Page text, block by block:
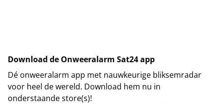
Download de Onweeralarm Sat24 app
Dé onweeralarm app met nauwkeurige bliksemradar
voor heel de wereld. Download hem nu in
onderstaande store(s)!